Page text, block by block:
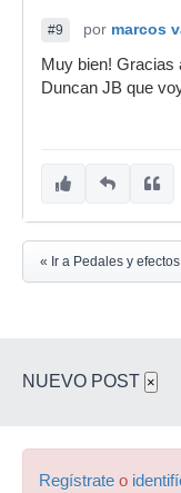
#9 por marcos
Muy bien! Gracias
Duncan JB que
« Ir a Pedales y efectos
NUEVO POST ×
Regístrate o